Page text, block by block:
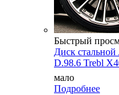
Быстрый
Диск
D.98.6 Trebl
мало
Подробнее